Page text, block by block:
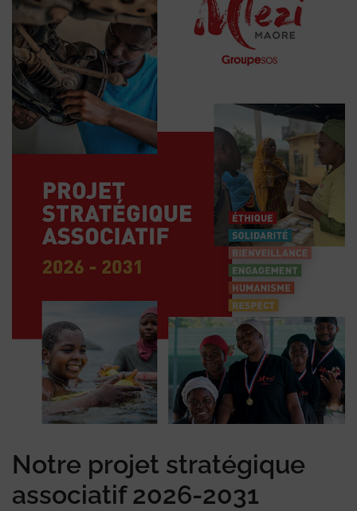
Notre projet stratégique
associatif 2026-2031